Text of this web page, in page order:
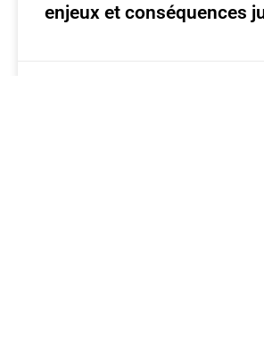
enjeux et conséquences